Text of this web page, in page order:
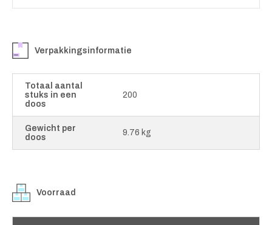
Verpakkingsinformatie
Totaal aantal
stuks in een
doos
200
Gewicht per
doos
9.76 kg
Voorraad